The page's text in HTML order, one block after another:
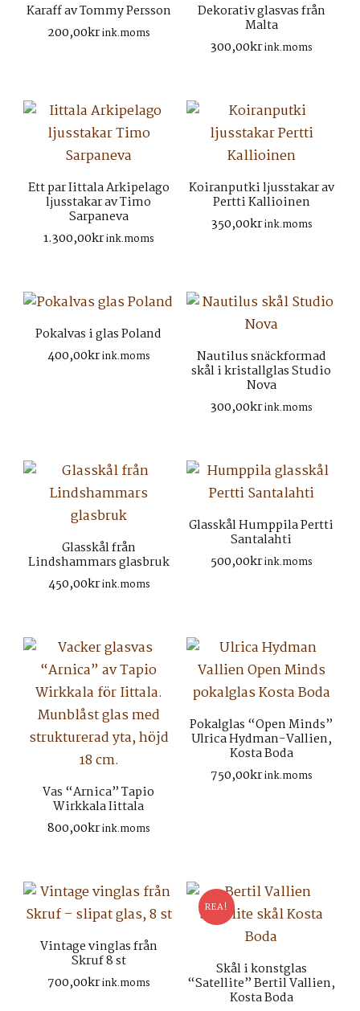
Karaff av Tommy Persson
200,00krink.moms
Dekorativ glasvas från
Malta
300,00krink.moms
Ett par Iittala Arkipelago
ljusstakar av Timo
Sarpaneva
1.300,00krink.moms
Koiranputki ljusstakar av
Pertti Kallioinen
350,00krink.moms
Pokalvas i glas Poland
400,00krink.moms Nautilus snäckformad
skål i kristallglas Studio
Nova
300,00krink.moms
Glasskål från
Lindshammars glasbruk
450,00krink.moms
Glasskål Humppila Pertti
Santalahti
500,00krink.moms
Vas “Arnica” Tapio
Wirkkala Iittala
800,00krink.moms
Pokalglas “Open Minds”
Ulrica Hydman-Vallien,
Kosta Boda
750,00krink.moms
Vintage vinglas från
Skruf 8 st
700,00krink.moms
REA!
Skål i konstglas
“Satellite” Bertil Vallien,
Kosta Boda